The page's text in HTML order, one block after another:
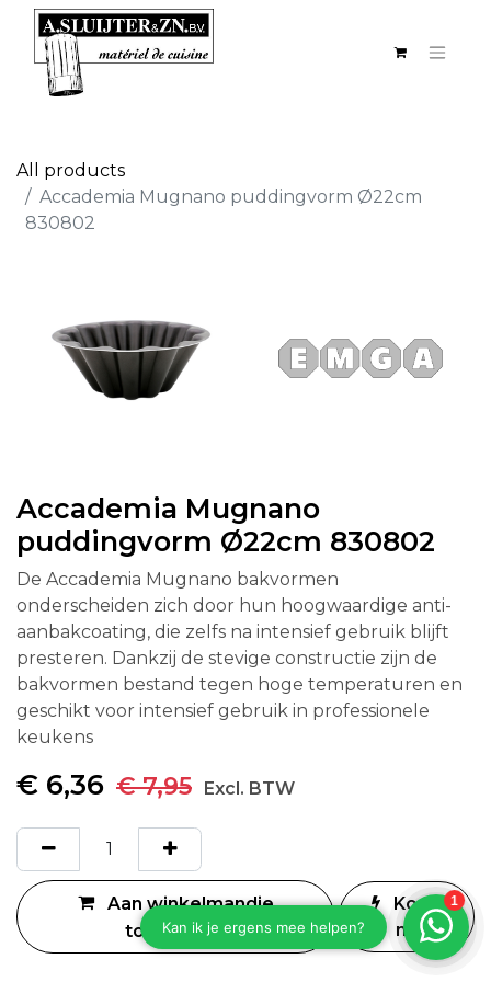
All products
Accademia Mugnano puddingvorm Ø22cm
830802
Accademia Mugnano
puddingvorm Ø22cm 830802
De Accademia Mugnano bakvormen
onderscheiden zich door hun hoogwaardige anti-
aanbakcoating, die zelfs na intensief gebruik blijft
presteren. Dankzij de stevige constructie zijn de
bakvormen bestand tegen hoge temperaturen en
geschikt voor intensief gebruik in professionele
keukens
€ 6,36 €7,95 Excl. BTW
Aan winkelmandje
toevoegen
Koop
nu